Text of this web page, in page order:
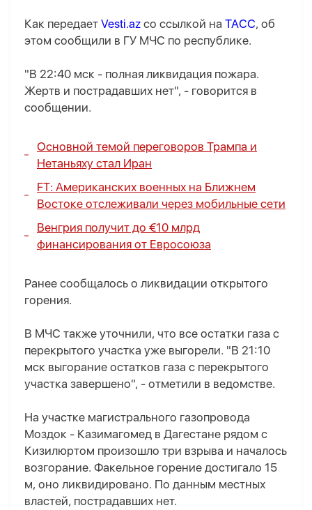
Как передает Vesti.az со ссылкой на ТАСС, об
этом сообщили в ГУ МЧС по республике.
"В 22:40 мск - полная ликвидация пожара.
Жертв и пострадавших нет", - говорится в
сообщении.
Основной темой переговоров Трампа и
Нетаньяху стал Иран
FT: Американских военных на Ближнем
Востоке отслеживали через мобильные сети
Венгрия получит до €10 млрд
финансирования от Евросоюза
Ранее сообщалось о ликвидации открытого
горения.
В МЧС также уточнили, что все остатки газа с
перекрытого участка уже выгорели. "В 21:10
мск выгорание остатков газа с перекрытого
участка завершено", - отметили в ведомстве.
На участке магистрального газопровода
Моздок - Казимагомед в Дагестане рядом с
Кизилюртом произошло три взрыва и началось
возгорание. Факельное горение достигало 15
м, оно ликвидировано. По данным местных
властей, пострадавших нет.